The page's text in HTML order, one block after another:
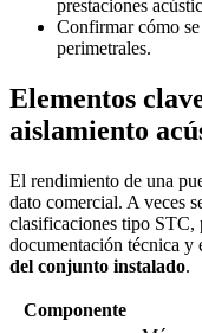
prestaciones
Confirmar cómo
perimetrales.
Elementos
aislamiento
El rendimiento de una
dato comercial. A veces
clasificaciones tipo STC,
documentación técnica y
del conjunto instalado.
Componente